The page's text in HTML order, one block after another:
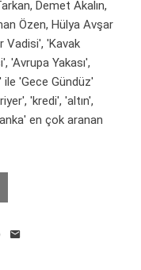
Demet Akalın,
Özen, Hülya Avşar
Vadisi', 'Kavak
'Avrupa Yakası',
ile 'Gece Gündüz'
'kredi', 'altın',
en çok aranan